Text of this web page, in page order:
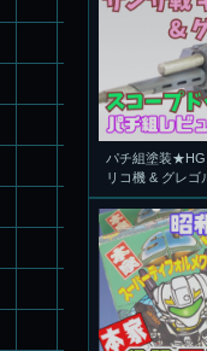
パチ組塗装★HG
リコ機 & グレ